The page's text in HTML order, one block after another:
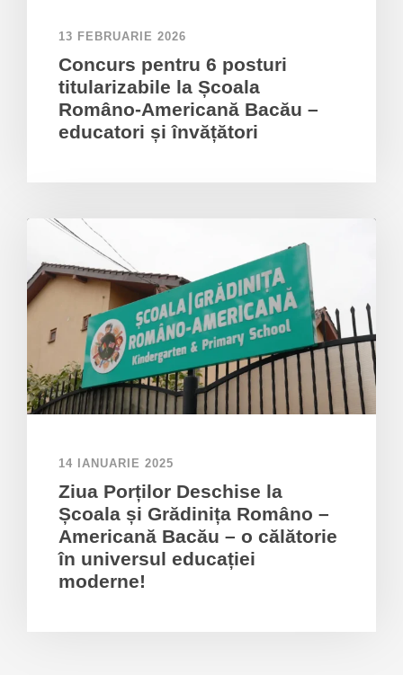
13 FEBRUARIE 2026
Concurs pentru 6 posturi
titularizabile la Școala
Româno-Americană Bacău –
educatori și învățători
14 IANUARIE 2025
Ziua Porților Deschise la
Școala și Grădinița Româno –
Americană Bacău – o călătorie
în universul educației
moderne!